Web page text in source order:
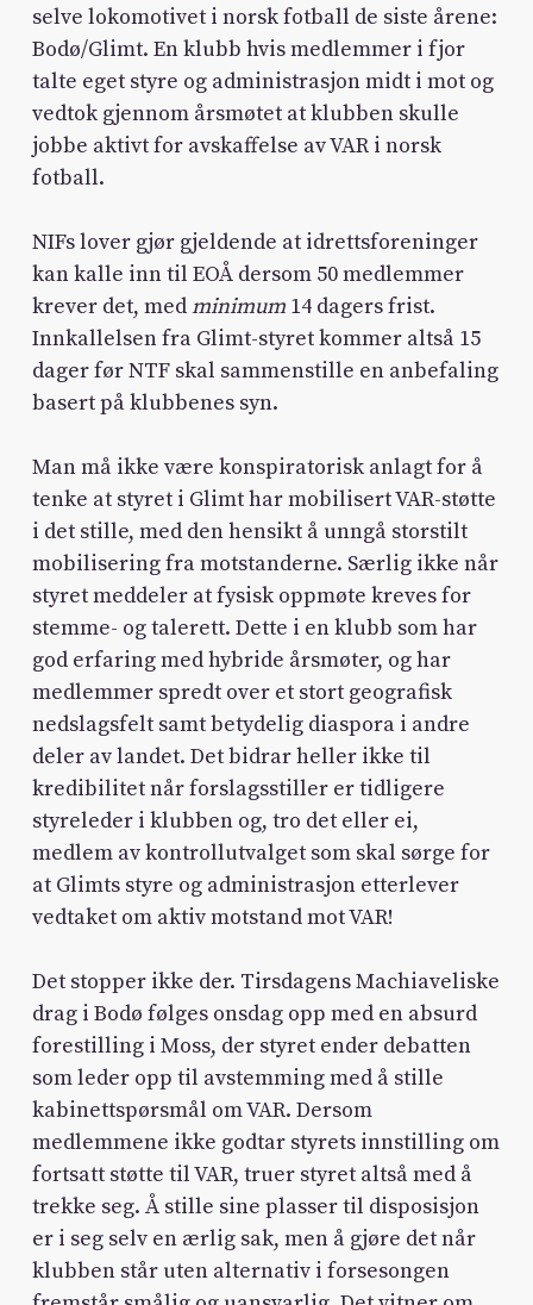
selve lokomotivet i norsk fotball de siste årene:
Bodø/Glimt. En klubb hvis medlemmer i fjor
talte eget styre og administrasjon midt i mot og
vedtok gjennom årsmøtet at klubben skulle
jobbe aktivt for avskaffelse av VAR i norsk
fotball.
NIFs lover gjør gjeldende at idrettsforeninger
kan kalle inn til EOÅ dersom 50 medlemmer
krever det, medminimum 14 dagers frist.
Innkallelsen fra Glimt-styret kommer altså 15
dager før NTF skal sammenstille en anbefaling
basert på klubbenes syn.
Man må ikke være konspiratorisk anlagt for å
tenke at styret i Glimt har mobilisert VAR-støtte
i det stille, med den hensikt å unngå storstilt
mobilisering fra motstanderne. Særlig ikke når
styret meddeler at fysisk oppmøte kreves for
stemme- og talerett. Dette i en klubb som har
god erfaring med hybride årsmøter, og har
medlemmer spredt over et stort geografisk
nedslagsfelt samt betydelig diaspora i andre
deler av landet. Det bidrar heller ikke til
kredibilitet når forslagsstiller er tidligere
styreleder i klubben og, tro det eller ei,
medlem av kontrollutvalget som skal sørge for
at Glimts styre og administrasjon etterlever
vedtaket om aktiv motstand mot VAR!
Det stopper ikke der. Tirsdagens Machiaveliske
drag i Bodø følges onsdag opp med en absurd
forestilling i Moss, der styret ender debatten
som leder opp til avstemming med å stille
kabinettspørsmål om VAR. Dersom
medlemmene ikke godtar styrets innstilling om
fortsatt støtte til VAR, truer styret altså med å
trekke seg. Å stille sine plasser til disposisjon
er i seg selv en ærlig sak, men å gjøre det når
klubben står uten alternativ i forsesongen